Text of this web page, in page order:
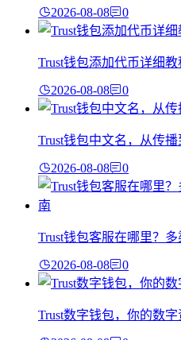
2026-08-08 0
Trust钱包添加代币详细
2026-08-08 0
Trust钱包中文名，从传
2026-08-08 0
Trust钱包客服在哪里？
2026-08-08 0
Trust数字钱包，你的数